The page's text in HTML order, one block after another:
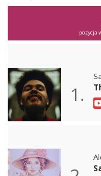
pozycja
1.